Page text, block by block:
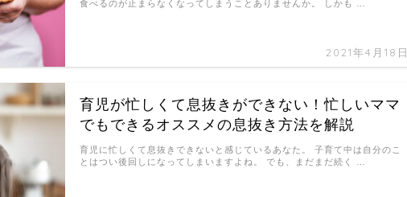
2021年4月18日
食べるのが止まらなくなってしまうことありませんか。 しかも …
育児が忙しくて息抜きができない！忙しいママ
でもできるオススメの息抜き方法を解説
育児に忙しくて息抜きできないと感じているあなた。 子育て中は自分のこ
とはつい後回しになってしまいますよね。 でも、まだまだ続く …